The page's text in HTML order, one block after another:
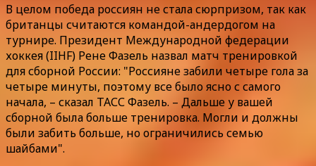
В целом победа россиян не стала сюрпризом, так как
британцы считаются командой-андердогом на
турнире. Президент Международной федерации
хоккея (IIHF) Рене Фазель назвал матч тренировкой
для сборной России: "Россияне забили четыре гола за
четыре минуты, поэтому все было ясно с самого
начала, – сказал ТАСС Фазель. – Дальше у вашей
сборной была больше тренировка. Могли и должны
были забить больше, но ограничились семью
шайбами".